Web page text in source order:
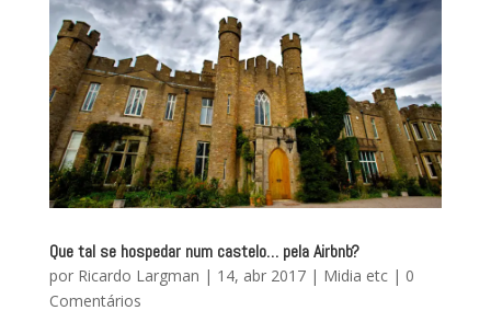
Que tal se hospedar num castelo… pela Airbnb?
por Ricardo Largman | 14, abr 2017| Midia etc| 0
Comentários